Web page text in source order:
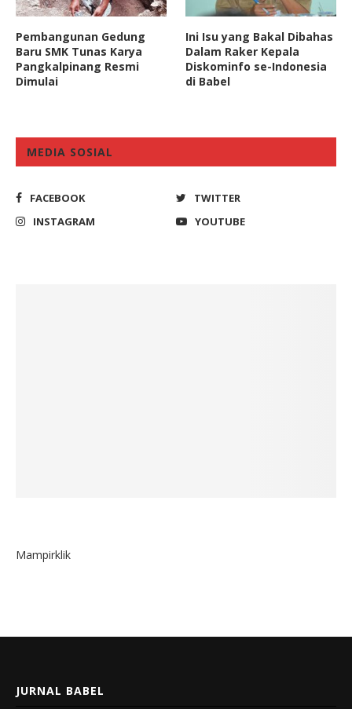
Pembangunan Gedung
Baru SMK Tunas Karya
Pangkalpinang Resmi
Dimulai
Ini Isu yang Bakal Dibahas
Dalam Raker Kepala
Diskominfo se-Indonesia
di Babel
MEDIA SOSIAL
FACEBOOK
TWITTER
INSTAGRAM
YOUTUBE
Mampirklik
JURNAL BABEL